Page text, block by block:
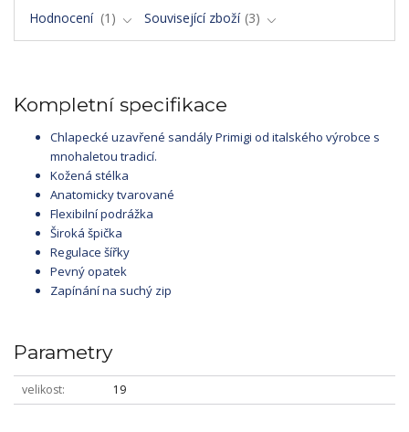
Hodnocení
1 Související zboží 3
Kompletní specifikace
Chlapecké uzavřené sandály Primigi od italského výrobce s
mnohaletou tradicí.
Kožená stélka
Anatomicky tvarované
Flexibilní podrážka
Široká špička
Regulace šířky
Pevný opatek
Zapínání na suchý zip
Parametry
velikost 19